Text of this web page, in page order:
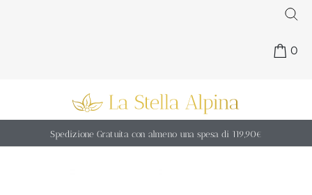
0
Spedizione Gratuita con almeno una spesa di 119,90€